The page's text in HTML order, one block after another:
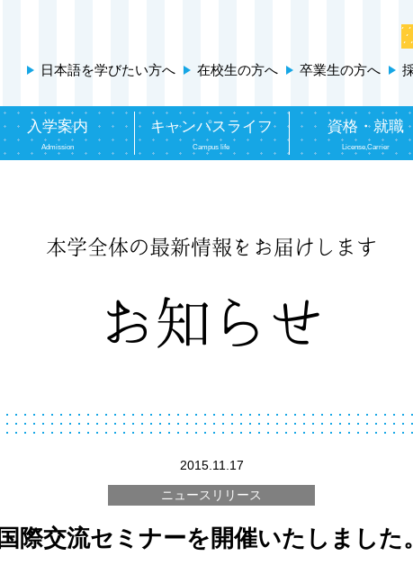
日本語を学びたい方へ 在校生の方へ 卒業生の方へ
入学案内
Admission
キャンパスライフ
Campus life
資格・就職
License,Carrier
本学全体の最新情報をお届けします
お知らせ
2015.11.17
ニュースリリース
国際交流セミナーを開催いたしました。